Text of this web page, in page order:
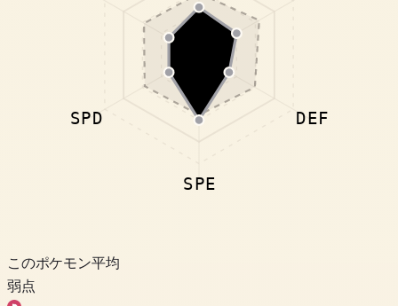
DEF
SPE
SPD
このポケモン平均
弱点